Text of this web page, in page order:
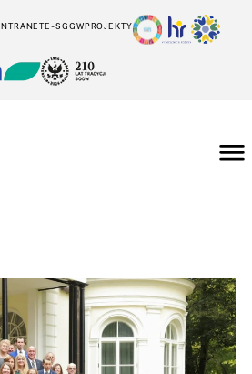
E-SGGWPROJEKTY